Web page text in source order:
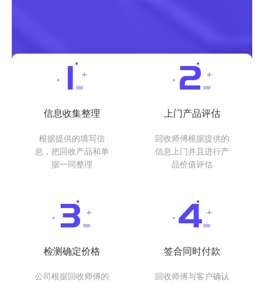
信息收集整理
根据提供的填写信
息，把回收产品和单
据一同整理
上门产品评估
回收师傅根据提供的
信息上门并且进行产
品价值评估
检测确定价格
公司根据回收师傅的
签合同时付款
回收师傅与客户确认